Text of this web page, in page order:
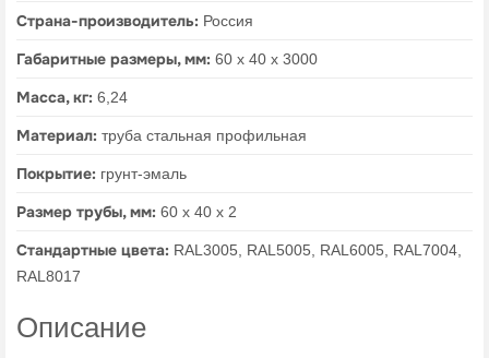
Страна-производитель: Россия
Габаритные размеры, мм: 60 х 40 х 3000
Масса, кг: 6,24
Материал: труба стальная профильная
Покрытие: грунт-эмаль
Размер трубы, мм: 60 х 40 х 2
Стандартные цвета: RAL3005, RAL5005, RAL6005, RAL7004,
RAL8017
Описание